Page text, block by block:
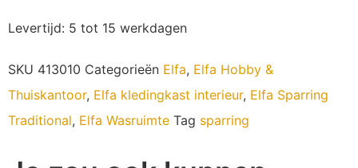
Levertijd: 5 tot 15 werkdagen
SKU 413010 Categorieën Elfa, Elfa Hobby &
Thuiskantoor, Elfa kledingkast interieur, Elfa Sparring
Traditional, Elfa Wasruimte Tag sparring